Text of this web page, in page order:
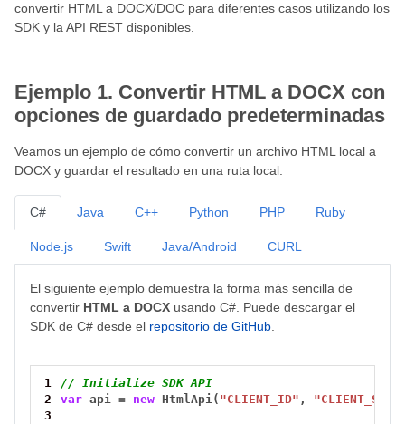
convertir HTML a DOCX/DOC para diferentes casos utilizando los
SDK y la API REST disponibles.
Ejemplo 1. Convertir HTML a DOCX con
opciones de guardado predeterminadas
Veamos un ejemplo de cómo convertir un archivo HTML local a
DOCX y guardar el resultado en una ruta local.
C#
El siguiente ejemplo demuestra la forma más sencilla de
convertir HTML a DOCX usando C#. Puede descargar el
SDK de C# desde el repositorio de GitHub
1
// Initialize SDK API
2
var api = new HtmlApi( "CLIENT_ID" ,
3
Java C++ Python PHP Ruby
Node.js Swift Java/Android CURL